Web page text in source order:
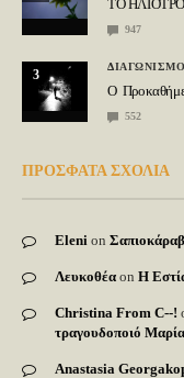
ΤΟ
947
3
Ο
552
ΠΡΟΣΦΑΤΑ ΣΧΟΛΙΑ
Eleni on
Λευκοθέα on Η
Christina From C--!
τραγουδοποιό
Anastasia